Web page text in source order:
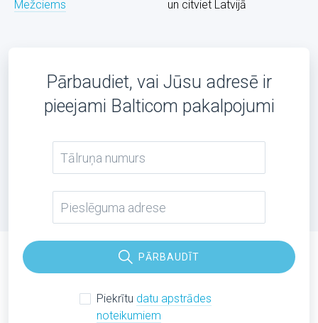
Mežciems
un citviet Latvijā
Pārbaudiet, vai Jūsu adresē ir
pieejami Balticom pakalpojumi
PĀRBAUDĪT
Piekrītu datu apstrādes
noteikumiem